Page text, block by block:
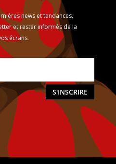
news et tendances.
et rester informés de la
écrans.
S'INSCRIRE